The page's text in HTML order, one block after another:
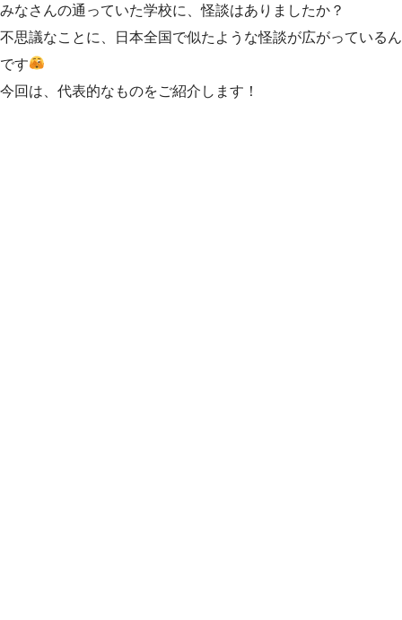
みなさんの通っていた学校に、怪談はありましたか？
不思議なことに、日本全国で似たような怪談が広がっているん
です
今回は、代表的なものをご紹介します！